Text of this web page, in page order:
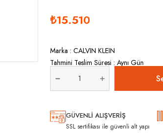
₺15.510
Marka : CALVIN KLEIN
Tahmini Teslim Süresi : Aynı Gün
GÜVENLİ ALIŞVERİŞ
SSL sertifikası ile güvenli alt yapı